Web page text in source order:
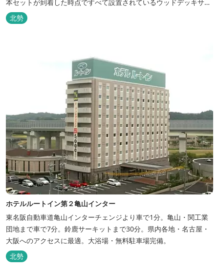
本セットが到着した時点ですべて設置されているウッドデッキサイ
トの他、初めてのキャンプでも安心して楽しめる設備が整ったキャ
ンプ場です。 さらに、手ぶらでキャンプをお楽しみいただけるよう
北勢
ホテルルートイン第２亀山インター
東名阪自動車道亀山インターチェンジより車で1分。亀山・関工業
団地まで車で7分。鈴鹿サーキットまで30分。県内各地・名古屋・
大阪へのアクセスに最適。大浴場・無料駐車場完備。
北勢